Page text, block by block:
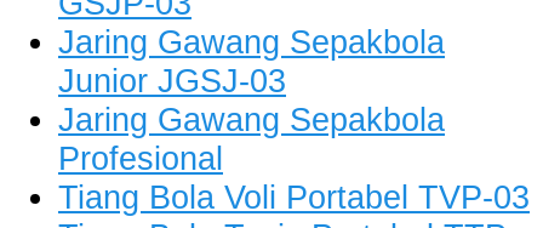
Jaring Gawang Sepakbola
Junior JGSJ-03
Jaring Gawang Sepakbola
Profesional
Tiang Bola Voli Portabel TVP-03